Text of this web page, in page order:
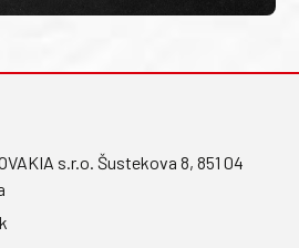
s.r.o. Šustekova 8, 851 04